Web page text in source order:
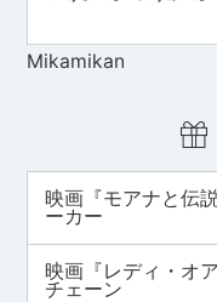
Mikamikan
映画『モアナと伝
ーカー
映画『レディ・オ
チェーン